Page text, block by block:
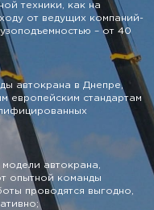
техники, как на
от ведущих компаний-
– от 40
автокрана в Днепре,
европейским стандартам
автокрана,
опытной команды
проводятся выгодно,